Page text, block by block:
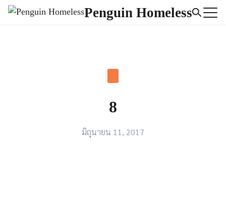
Skip
Penguin Homeless
8
มิถุนายน 11, 2017